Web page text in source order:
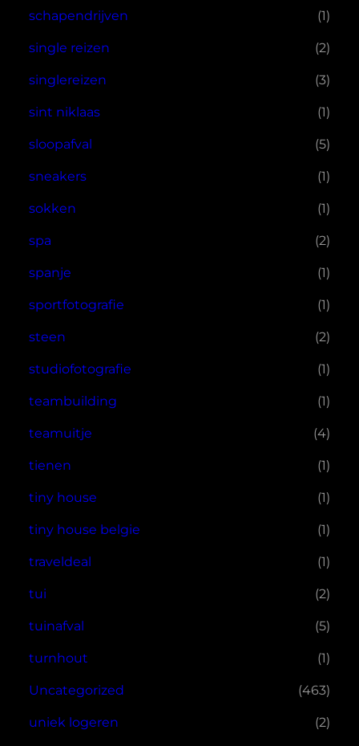
schapendrijven (1)
single reizen (2)
singlereizen (3)
sint niklaas (1)
sloopafval (5)
sneakers (1)
sokken (1)
spa (2)
spanje (1)
sportfotografie (1)
steen (2)
studiofotografie (1)
teambuilding (1)
teamuitje (4)
tienen (1)
tiny house (1)
tiny house belgie (1)
traveldeal (1)
tui (2)
tuinafval (5)
turnhout (1)
Uncategorized (463)
uniek logeren (2)